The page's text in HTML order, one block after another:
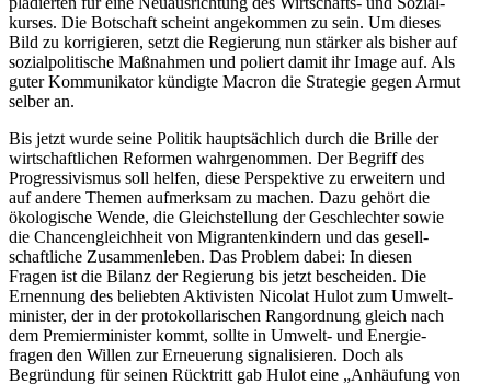
kurses. Die Botschaft scheint angekommen zu sein. Um dieses
Bild zu korri­gieren, setzt die Regierung nun stärker als bisher auf
sozial­po­li­tische Maßnahmen und poliert damit ihr Image auf. Als
guter Kommu­ni­kator kündigte Macron die Strategie gegen Armut
selber an.
Bis jetzt wurde seine Politik haupt­sächlich durch die Brille der
wirtschaft­lichen Reformen wahrge­nommen. Der Begriff des
Progres­si­vismus soll helfen, diese Perspektive zu erweitern und
auf andere Themen aufmerksam zu machen. Dazu gehört die
ökolo­gische Wende, die Gleich­stellung der Geschlechter sowie
die Chancen­gleichheit von Migran­ten­kindern und das gesell­
schaft­liche Zusam­men­leben. Das Problem dabei: In diesen
Fragen ist die Bilanz der Regierung bis jetzt bescheiden. Die
Ernennung des beliebten Aktivisten Nicolat Hulot zum Umwelt­
mi­nister, der in der proto­kol­la­ri­schen Rangordnung gleich nach
dem Premier­mi­nister kommt, sollte in Umwelt- und Energie­
fragen den Willen zur Erneuerung signa­li­sieren. Doch als
Begründung für seinen Rücktritt gab Hulot eine „Anhäufung von